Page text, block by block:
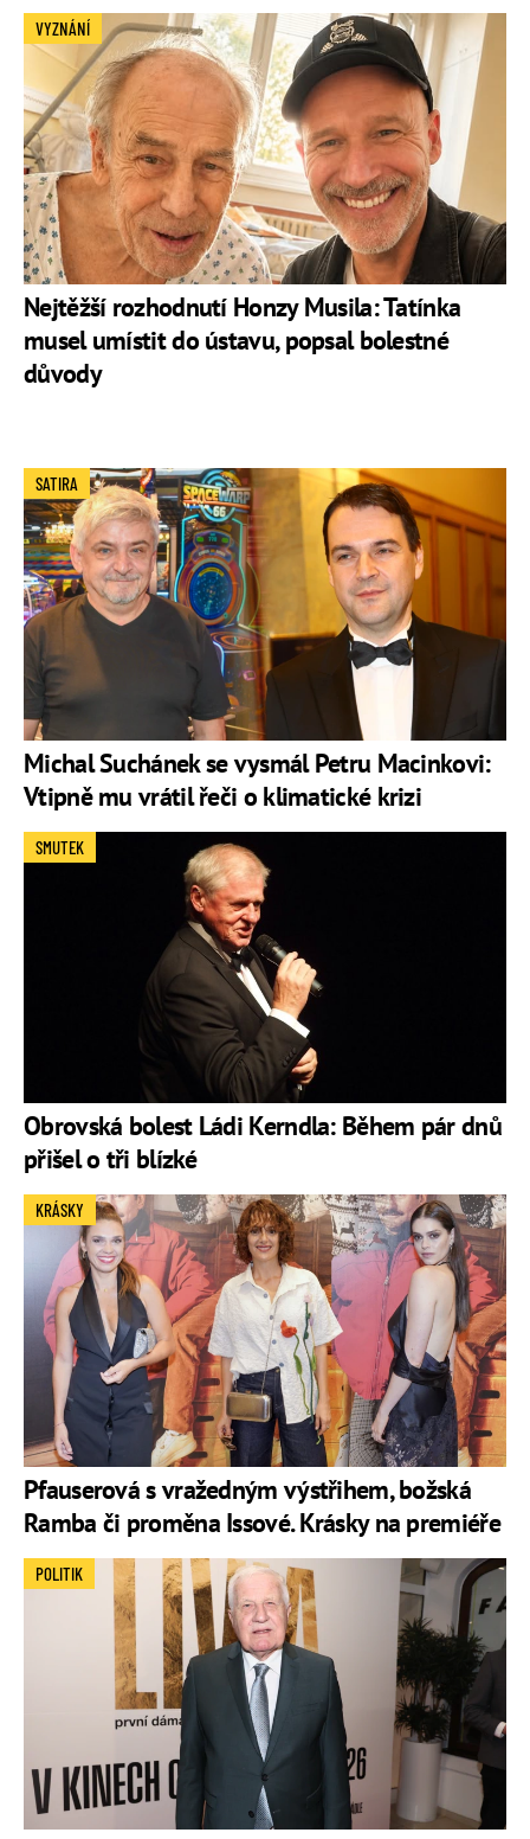
Nejtěžší rozhodnutí Honzy Musila: Tatínka
musel umístit do ústavu, popsal bolestné
důvody
VYZNÁNÍ
Michal Suchánek se vysmál Petru Macinkovi:
Vtipně mu vrátil řeči o klimatické krizi
SATIRA
Obrovská bolest Ládi Kerndla: Během pár dnů
přišel o tři blízké
SMUTEK
Pfauserová s vražedným výstřihem, božská
Ramba či proměna Issové. Krásky na premiéře
KRÁSKY
POLITIK